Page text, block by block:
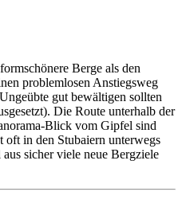
Berge als den
problemlosen Anstiegsweg
gut bewältigen sollten
Die Route unterhalb der
Blick vom Gipfel sind
oft in den Stubaiern unterwegs
sicher viele neue Bergziele